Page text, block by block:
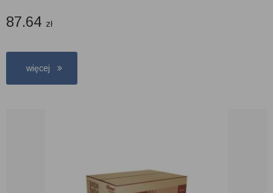
87.64 zł
więcej